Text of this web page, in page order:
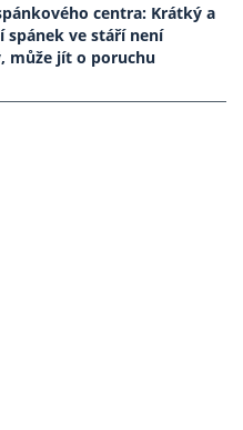
centra: Krátký a
spánek ve stáří není
může jít o poruchu